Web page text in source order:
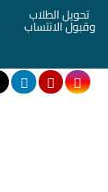
تحويل الطلاب
وقبول الانتساب